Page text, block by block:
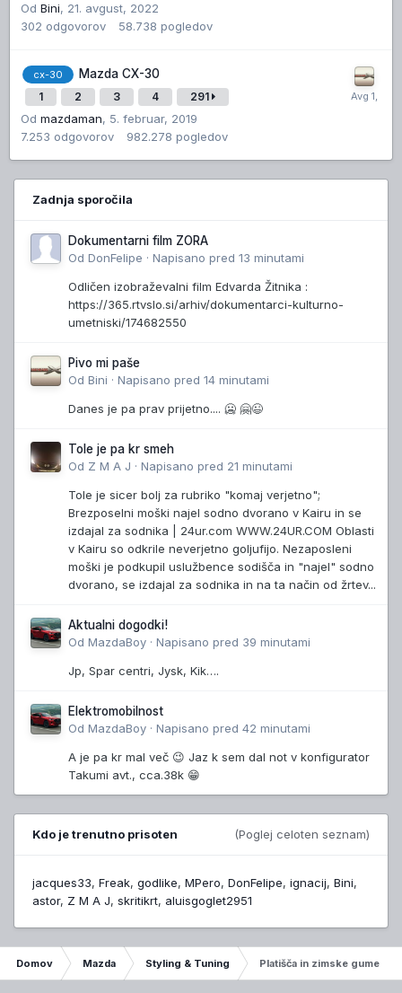
Od Bini, 21. avgust, 2022
302 odgovorov 58.738 pogledov
cx-30 Mazda CX-30
1 2 3 4 291
Od mazdaman, 5. februar, 2019
7.253 odgovorov 982.278 pogledov
Zadnja sporočila
Dokumentarni film ZORA
Od DonFelipe · Napisano pred 13 minutami
Odličen izobraževalni film Edvarda Žitnika :
https://365.rtvslo.si/arhiv/dokumentarci-kulturno-
umetniski/174682550
Pivo mi paše
Od Bini · Napisano pred 14 minutami
Danes je pa prav prijetno.... 🥶 🤗😉
Tole je pa kr smeh
Od Z M A J · Napisano pred 21 minutami
Tole je sicer bolj za rubriko "komaj verjetno";
Brezposelni moški najel sodno dvorano v Kairu in se
izdajal za sodnika | 24ur.com WWW.24UR.COM Oblasti
v Kairu so odkrile neverjetno goljufijo. Nezaposleni
moški je podkupil uslužbence sodišča in "najel" sodno
dvorano, se izdajal za sodnika in na ta način od žrtev...
Aktualni dogodki!
Od MazdaBoy · Napisano pred 39 minutami
Jp, Spar centri, Jysk, Kik….
Elektromobilnost
Od MazdaBoy · Napisano pred 42 minutami
A je pa kr mal več 😉 Jaz k sem dal not v konfigurator
Takumi avt., cca.38k 😁
Kdo je trenutno prisoten (Poglej celoten seznam)
jacques33 Freak godlike MPero DonFelipe ignacij Bini
astor Z M A J skritikrt aluisgoglet2951
Domov Mazda Styling & Tuning Platišča in zimske gume